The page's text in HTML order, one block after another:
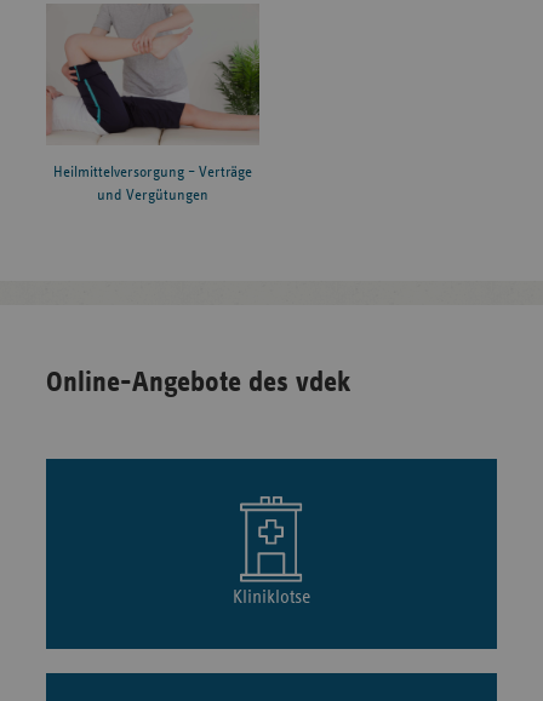
Heilmittelversorgung – Verträge
und Vergütungen
Online-Angebote des vdek
Kliniklotse